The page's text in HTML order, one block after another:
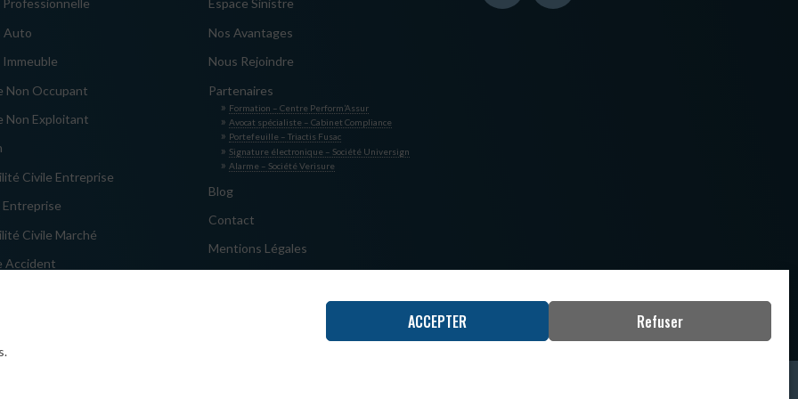
ACCEPTER Refuser
Auto
Non Occupant
Non Exploitant
Civile Entreprise
Civile Marché
Accident
Espace Sinistre
Nos Avantages
Nous Rejoindre
Partenaires
Formation – Centre Perform’Assur
Avocat spécialiste – Cabinet Compliance
Portefeuille – Triactis Fusac
Signature électronique – Société Universign
Alarme – Société Verisure
Blog
Contact
Mentions Légales